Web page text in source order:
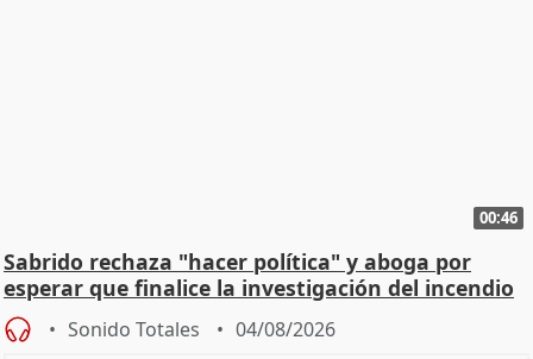
00:46
Sabrido rechaza "hacer política" y aboga por
esperar que finalice la investigación del incendio
Sonido Totales 04/08/2026